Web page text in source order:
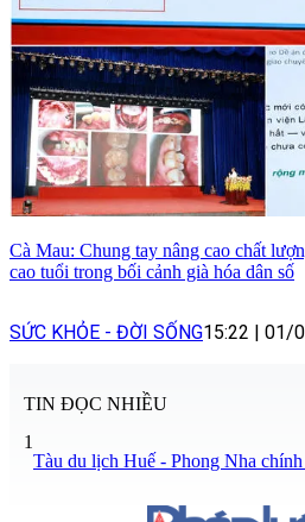
Cà Mau: Chung tay nâng cao chất
cao tuổi trong bối cảnh già hóa dân số
SỨC KHỎE - ĐỜI SỐNG15:22 | 01/
TIN ĐỌC NHIỀU
1
Tàu du lịch Huế - Phong Nha